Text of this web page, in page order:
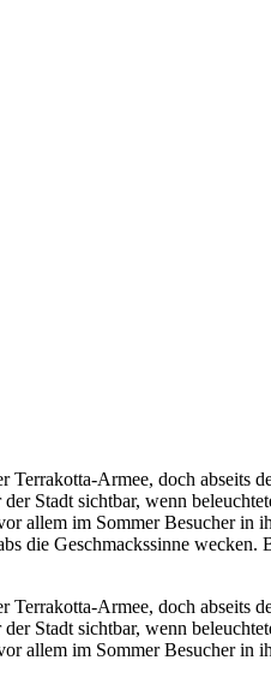
Armee, doch
Stadt sichtbar, wenn
allem im Sommer Besucher
die Geschmackssinne
Armee, doch
Stadt sichtbar, wenn
allem im Sommer Besucher in